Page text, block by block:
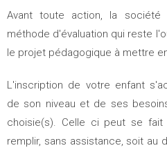
Avant toute action, la société
méthode d'évaluation qui reste
le projet pédagogique à mettre
L'inscription de votre enfant
de son niveau et de ses
choisie(s). Celle ci peut se
remplir, sans assistance, soit au